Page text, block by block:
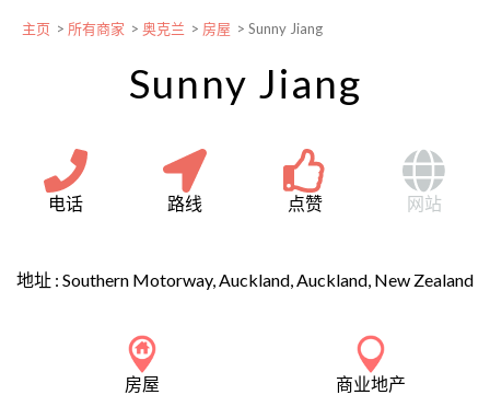
主页 > 所有商家 > 奥克兰 > 房屋 > Sunny Jiang
Sunny Jiang
电话 路线 点赞 网站
地址 : Southern Motorway, Auckland, Auckland, New Zealand
房屋 商业地产